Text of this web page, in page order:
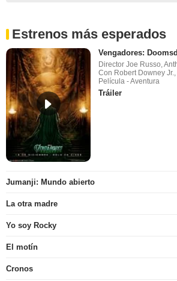
Estrenos más esperados
Vengadores:
Director Joe Russo,
Con Robert Downey
Película - Aventura
Tráiler
Jumanji: Mundo abierto
La otra madre
Yo soy Rocky
El motín
Cronos